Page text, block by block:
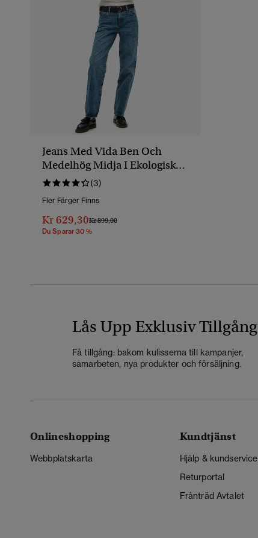
Jeans Med Vida Ben Och
Medelhög Midja I Ekologisk
Bomull
(3)
Fler Färger Finns
Kr 629,30Pris Reducerat Från
Kr 899,00Till
Du Sparar 30 %
Lås Upp Exklusiv Tillgång
Få tillgång: bakom kulisserna till kampanjer,
samarbeten, nya produkter och försäljning.
Onlineshopping
Webbplatskarta
Kundtjänst
Hjälp & kundservice
Returportal
Frånträd Avtalet